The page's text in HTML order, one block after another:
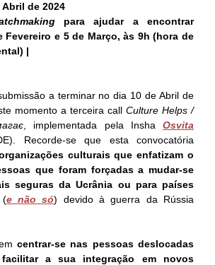
de 2024
para ajudar a encontrar
Fevereiro e 5 de Março, às 9h (hora de
|
a terminar no dia 10 de Abril de
momento a terceira call Culture Helps /
, implementada pela InshaOsvita
Recorde-se que esta convocatória
culturais que enfatizam o
que foram forçadas a mudar-se
seguras da Ucrânia ou para países
(e não só) devido à guerra da Rússia
centrar-se nas pessoas deslocadas
a sua integração em novos